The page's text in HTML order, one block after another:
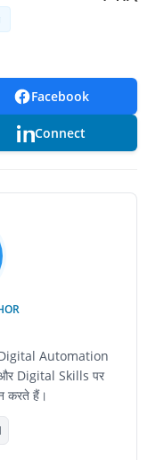
Facebook
Connect
Automation
Digital Skills पर
करते हैं।